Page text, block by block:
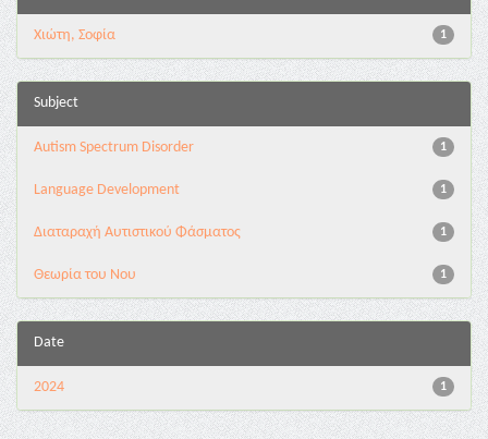
1
Χιώτη, Σοφία
Subject
1
Autism Spectrum Disorder
1
Language Development
1
Διαταραχή Αυτιστικού Φάσματος
1
Θεωρία του Νου
Date
1
2024